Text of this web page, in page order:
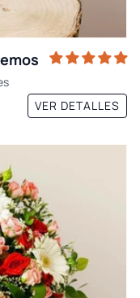
VER DETALLES